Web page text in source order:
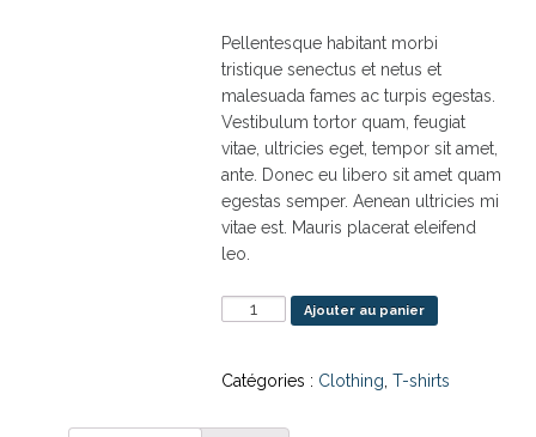
Pellentesque habitant morbi
tristique senectus et netus et
malesuada fames ac turpis egestas.
Vestibulum tortor quam, feugiat
vitae, ultricies eget, tempor sit amet,
ante. Donec eu libero sit amet quam
egestas semper. Aenean ultricies mi
vitae est. Mauris placerat eleifend
leo.
quantité
Ninja
Ajouter au panier
Catégories : Clothing T-shirts